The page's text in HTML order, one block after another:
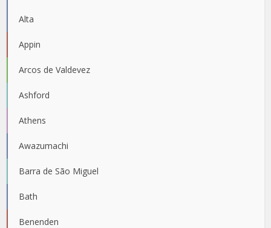
Alta
Appin
Arcos de Valdevez
Ashford
Athens
Awazumachi
Barra de São Miguel
Bath
Benenden